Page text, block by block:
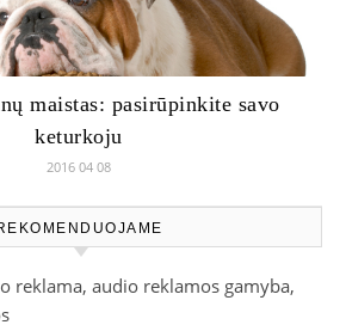
maistas: pasirūpinkite savo
keturkoju
2016 04 08
reklama, audio reklamos gamyba,